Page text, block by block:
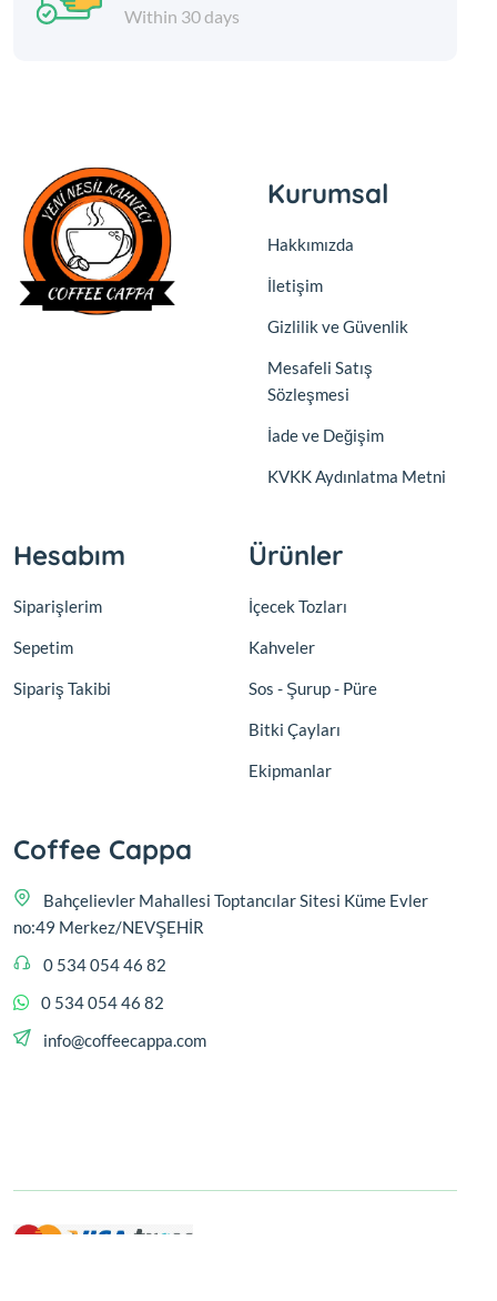
Within 30 days
Kurumsal
Hakkımızda
İletişim
Gizlilik ve Güvenlik
Mesafeli Satış
Sözleşmesi
İade ve Değişim
KVKK Aydınlatma Metni
Hesabım
Siparişlerim
Sepetim
Sipariş Takibi
Ürünler
İçecek Tozları
Kahveler
Sos - Şurup - Püre
Bitki Çayları
Ekipmanlar
Coffee Cappa
Bahçelievler Mahallesi Toptancılar Sitesi Küme Evler
no:49 Merkez/NEVŞEHİR
0 534 054 46 82
0 534 054 46 82
info@coffeecappa.com